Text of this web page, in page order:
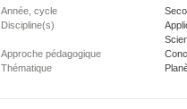
Année, cycle
Discipline(s)
Approche pédagogique
Thématique